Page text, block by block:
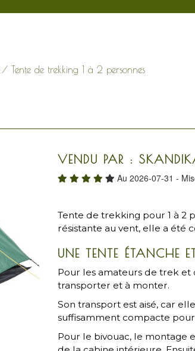
/ Tente de trekking 1 à 2 personnes
VENDU PAR :
Au 2026-07-31 -
Tente de trekking pour 1 à 2
résistante au vent, elle a été
UNE TENTE ÉTANCHE
Pour les amateurs de trek et
transporter et à monter.
Son transport est aisé, car
suffisamment compacte
Pour le bivouac, le montage